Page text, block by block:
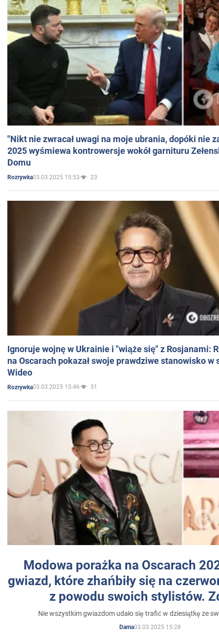
"Nikt nie zwracał uwagi na moje ubrania, dopóki nie
2025 wyśmiewa kontrowersje wokół garnituru
Domu
Rozrywka03.03.2025 15:53 23
Ignoruje wojnę w Ukrainie i "wiąże się" z Rosjanami:
na Oscarach pokazał swoje prawdziwe stanowisko w
Wideo
Rozrywka03.03.2025 15:46 31
Modowa porażka na Oscarach
gwiazd, które zhańbiły się na
z powodu swoich stylistów.
Nie wszystkim gwiazdom udało się trafić w dziesiątkę ze
Dama03.03.2025 15:28